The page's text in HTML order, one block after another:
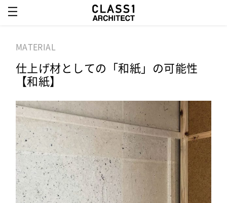
MATERIAL
仕上げ材としての「和紙」の可能性
【和紙】